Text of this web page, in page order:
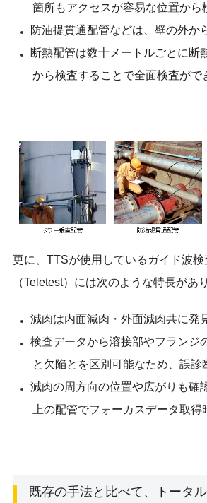
箇所もアクセスが容易な位置から
防油提貫通配管などは、壁の外か
断熱配管は数十メートルごとに断
から検査することで全面検査がで
更に、TTSが使用しているガイド波検
（Teletest）には次のような特長があ
減肉は内面減肉・外面減肉共に発
検査データから溶接部やフランジ
と欠陥とを区別可能なため、誤診
減肉の周方向の位置や広がりも確
上の配管でフォーカスデータ取得
既存の手法と比べて、トータ